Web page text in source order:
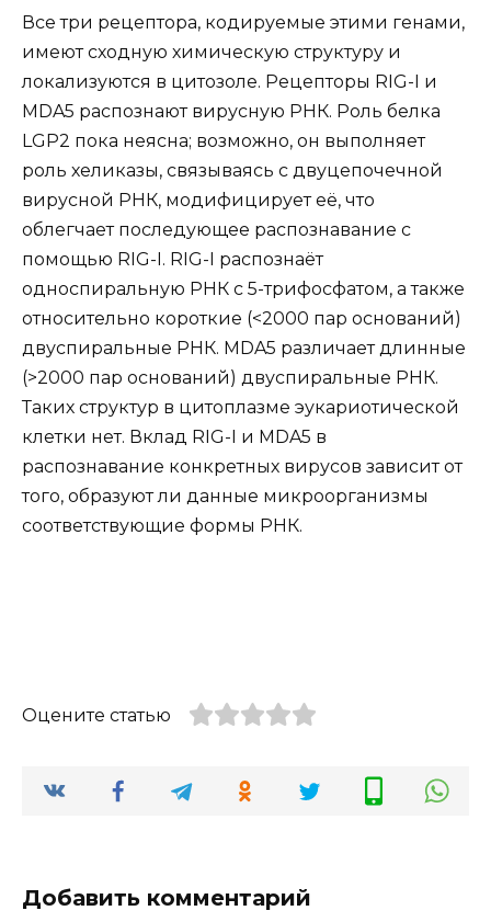
Все три рецептора, кодируемые этими генами,
имеют сходную химическую структуру и
локализуются в цитозоле. Рецепторы RIG-I и
MDA5 распознают вирусную РНК. Роль белка
LGP2 пока неясна; возможно, он выполняет
роль хеликазы, связываясь с двуцепочечной
вирусной РНК, модифицирует её, что
облегчает последующее распознавание с
помощью RIG-I. RIG-I распознаёт
односпиральную РНК с 5-трифосфатом, а также
относительно короткие (<2000 пар оснований)
двуспиральные РНК. MDA5 различает длинные
(>2000 пар оснований) двуспиральные РНК.
Таких структур в цитоплазме эукариотической
клетки нет. Вклад RIG-I и MDA5 в
распознавание конкретных вирусов зависит от
того, образуют ли данные микроорганизмы
соответствующие формы РНК.
Оцените статью
Добавить комментарий